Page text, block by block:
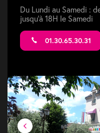
Du Lundi au Samedi :
jusqu'à 18H le Samedi
01.30.65.30.31